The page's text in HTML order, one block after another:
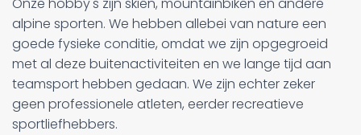
Onze hobby's zijn skiën, mountainbiken en andere
alpine sporten. We hebben allebei van nature een
goede fysieke conditie, omdat we zijn opgegroeid
met al deze buitenactiviteiten en we lange tijd aan
teamsport hebben gedaan. We zijn echter zeker
geen professionele atleten, eerder recreatieve
sportliefhebbers.